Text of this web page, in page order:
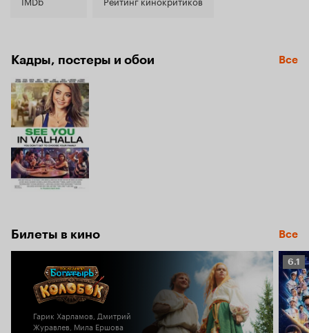
Кадры, постеры и обои Все
Билеты в кино Все
Гарик Харламов, Дмитрий
Журавлев, Мила Ершова
6.1
6.1